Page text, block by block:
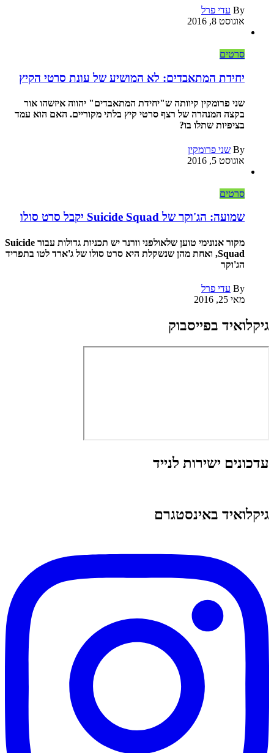
By עדי פרל
אוגוסט 8, 2016
סרטים
יחידת המתאבדים: לא המושיע של עונת סרטי הקיץ
שני פרומקין קיוותה ש"יחידת המתאבדים" יהווה איזשהו אור
בקצה המנהרה של רצף סרטי קיץ בלתי מקוריים. האם הוא עמד
בציפיות שתלו בו?
By שני פרומקין
אוגוסט 5, 2016
סרטים
שמועה: הג'וקר של Suicide Squad יקבל סרט סולו
מקור אנונימי טוען שלאולפני וורנר יש תכניות גדולות עבור Suicide
Squad, ואחת מהן שנשקלת היא סרט סולו של ג'ארד לטו בתפריד
הג'וקר
By עדי פרל
מאי 25, 2016
גיקלואיד בפייסבוק
עדכונים ישירות לנייד
גיקלואיד באינסטגרם